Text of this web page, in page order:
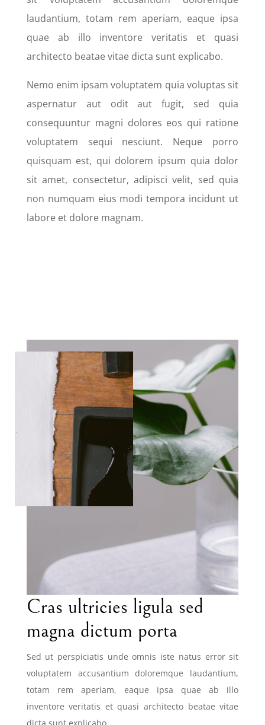
laudantium, totam rem aperiam, eaque ipsa
quae ab illo inventore veritatis et quasi
architecto beatae vitae dicta sunt explicabo.
Nemo enim ipsam voluptatem quia voluptas sit
aspernatur aut odit aut fugit, sed quia
consequuntur magni dolores eos qui ratione
voluptatem sequi nesciunt. Neque porro
quisquam est, qui dolorem ipsum quia dolor
sit amet, consectetur, adipisci velit, sed quia
non numquam eius modi tempora incidunt ut
labore et dolore magnam.
Cras ultricies ligula sed
magna dictum porta
Sed ut perspiciatis unde omnis iste natus error sit
voluptatem accusantium doloremque laudantium,
totam rem aperiam, eaque ipsa quae ab illo
inventore veritatis et quasi architecto beatae vitae